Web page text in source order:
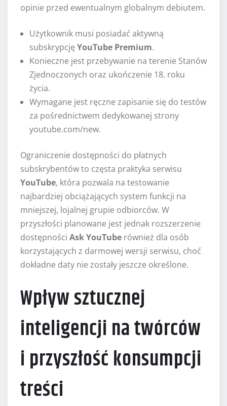
opinie przed ewentualnym globalnym debiutem.
Użytkownik musi posiadać aktywną
subskrypcję YouTube Premium.
Konieczne jest przebywanie na terenie Stanów
Zjednoczonych oraz ukończenie 18. roku
życia.
Wymagane jest ręczne zapisanie się do testów
za pośrednictwem dedykowanej strony
youtube.com/new.
Ograniczenie dostępności do płatnych
subskrybentów to częsta praktyka serwisu
YouTube, która pozwala na testowanie
najbardziej obciążających system funkcji na
mniejszej, lojalnej grupie odbiorców. W
przyszłości planowane jest jednak rozszerzenie
dostępności Ask YouTube również dla osób
korzystających z darmowej wersji serwisu, choć
dokładne daty nie zostały jeszcze określone.
Wpływ sztucznej
inteligencji na twórców
i przyszłość konsumpcji
treści